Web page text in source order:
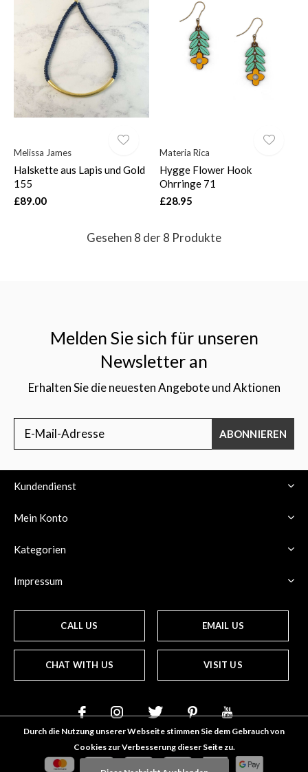
Melissa James
Halskette aus Lapis und Gold
155
£89.00
Materia Rica
Hygge Flower Hook
Ohrringe 71
£28.95
Gesehen 8 der 8 Produkte
Melden Sie sich für unseren
Newsletter an
Erhalten Sie die neuesten Angebote und Aktionen
ABONNIEREN
Kundendienst
Mein Konto
Kategorien
Impressum
CALL US EMAIL US
CHAT WITH US VISIT US
Durch die Nutzung unserer Webseite stimmen Sie dem Gebrauch von
Cookies zur Verbesserung dieser Seite zu.